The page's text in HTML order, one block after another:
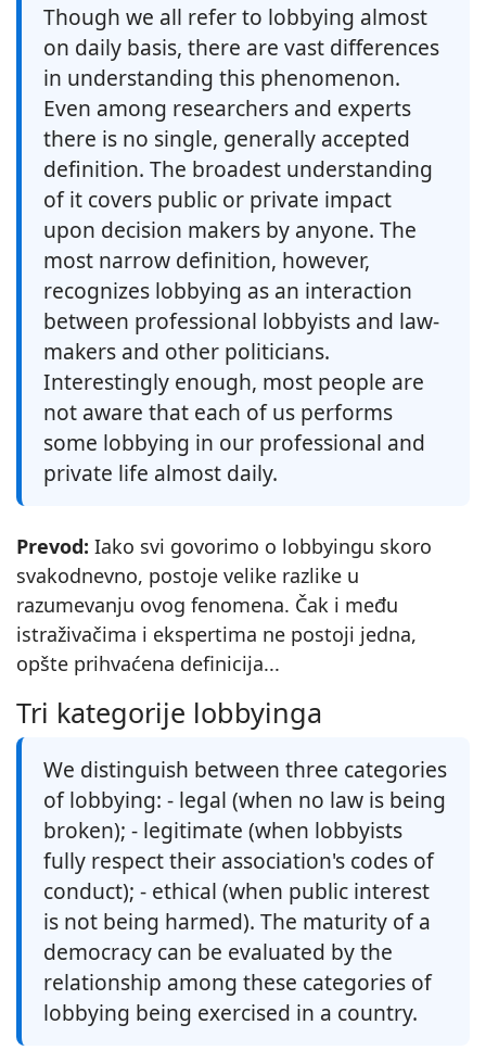
Though we all refer to lobbying almost
on daily basis, there are vast differences
in understanding this phenomenon.
Even among researchers and experts
there is no single, generally accepted
definition. The broadest understanding
of it covers public or private impact
upon decision makers by anyone. The
most narrow definition, however,
recognizes lobbying as an interaction
between professional lobbyists and law-
makers and other politicians.
Interestingly enough, most people are
not aware that each of us performs
some lobbying in our professional and
private life almost daily.
Prevod: Iako svi govorimo o lobbyingu skoro
svakodnevno, postoje velike razlike u
razumevanju ovog fenomena. Čak i među
istraživačima i ekspertima ne postoji jedna,
opšte prihvaćena definicija...
Tri kategorije lobbyinga
We distinguish between three categories
of lobbying: - legal (when no law is being
broken); - legitimate (when lobbyists
fully respect their association's codes of
conduct); - ethical (when public interest
is not being harmed). The maturity of a
democracy can be evaluated by the
relationship among these categories of
lobbying being exercised in a country.